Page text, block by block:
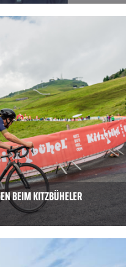
BEIM KITZBÜHELER